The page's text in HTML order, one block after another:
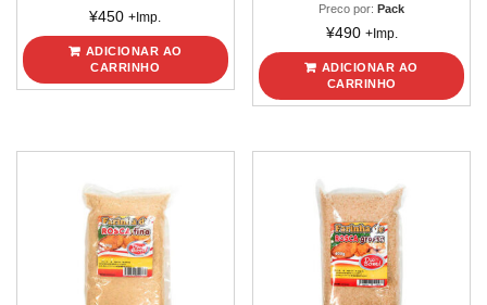
¥450 +Imp.
ADICIONAR AO
CARRINHO
Preco por:Pack
¥490 +Imp.
ADICIONAR AO
CARRINHO